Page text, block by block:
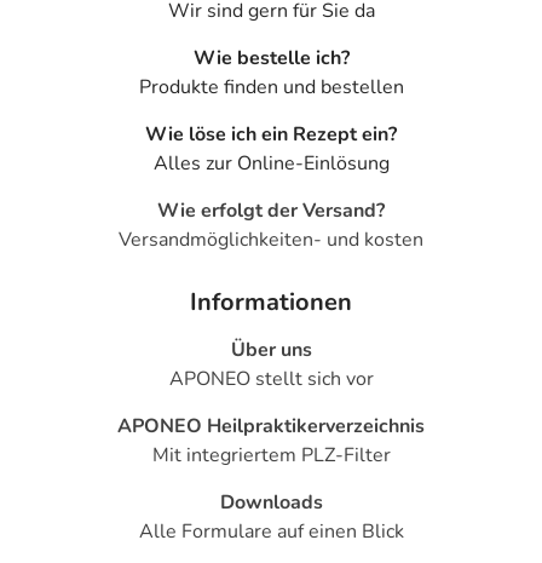
- Nervenschädigungen, bei Auftreten folgender
Symptome, die ohne erkennbare Ursache sind, suchen Sie
- Missempfindungen, wie Kribbeln, Ameisenlaufen oder
- Überempfindlichkeitsreaktionen der Haut, wie:
- Wassereinlagerungen in der Lunge (Lungenödem), bei
Ursache sind, suchen Sie bitte ihren Arzt auf:
- Anfälle von Atemnot
- Lungenentzündung
Wir sind gern für Sie da
Wie bestelle ich?
Produkte finden und bestellen
Wie löse ich ein Rezept ein?
Alles zur Online-Einlösung
Wie erfolgt der Versand?
Versandmöglichkeiten- und kosten
Informationen
Über uns
APONEO stellt sich vor
APONEO Heilpraktikerverzeichnis
Mit integriertem PLZ-Filter
Downloads
Alle Formulare auf einen Blick